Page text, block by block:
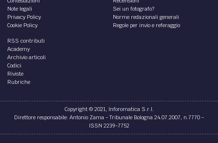
Note legali
Privacy Policy
Cookie Policy
Sei un fotografo?
Norme redazionali generali
Regole per invio e referaggio
RSS contributi
Academy
Archivio articoli
Codici
Riviste
Rubriche
Copyright © 2021, Inforomatica S.r.l.
Direttore responsabile: Antonio Zama - Tribunale Bologna 24.07.2007, n.7770 -
ISSN 2239-7752